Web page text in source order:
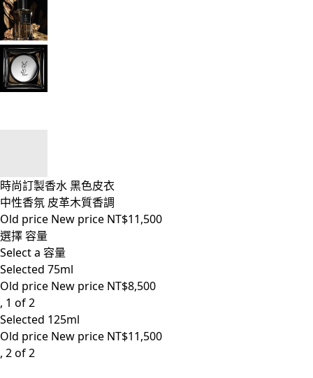
時尚訂製香水 黑色皮衣
中性香氛 皮革木質香調
Old price New price NT$11,500
選擇 容量
Select a 容量
Selected 75ml
Old price New price NT$8,500
, 1 of 2
Selected 125ml
Old price New price NT$11,500
, 2 of 2